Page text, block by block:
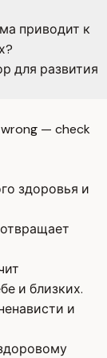
приводит к
для развития
— check
здоровья и
и близких.
и